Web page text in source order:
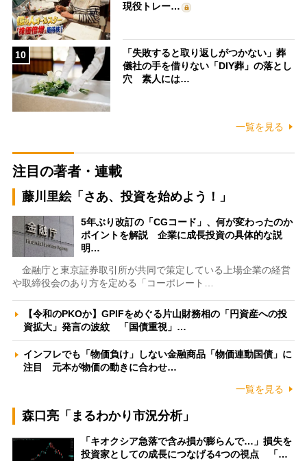
現役トレー…
10
「失敗すると取り返しがつかない」葬
儀社の手を借りない「DIY葬」の落とし
穴 素人には…
一覧を見る
注目の著者・連載
藤川里絵「さあ、投資を始めよう！」
5年ぶり改訂の「CGコード」、何が変わったのか
ポイントを解説 企業に成長投資の具体的な説
明…
金融庁と東京証券取引所が共同で策定している上場企業の経営
や取締役会のあり方を定める「コーポレート…
【令和のPKOか】GPIFをめぐる片山財務相の「円資産への投
資拡大」発言の波紋 「国債重視」…
インフレでも「物価負け」しない金融商品「物価連動国債」に
注目 元本が物価の動きに合わせ…
一覧を見る
森口亮「まるわかり市況分析」
「キオクシア急落で含み損が膨らんで…」損失を
投資家としての成長につなげる4つの視点 「…